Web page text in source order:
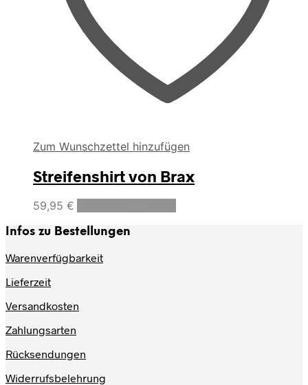
Zum Wunschzettel hinzufügen
Streifenshirt von Brax
59,95 €
Infos zu Bestellungen
Warenverfügbarkeit
Lieferzeit
Versandkosten
Zahlungsarten
Rücksendungen
Widerrufsbelehrung